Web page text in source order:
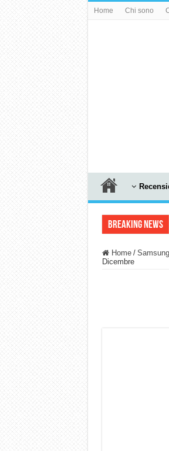
Home Chi sono
Breaking News
Home / Samsung
Dicembre